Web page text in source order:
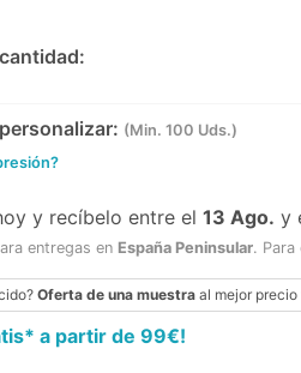
(Min. 100 Uds.)
y recíbelo entre el 13 Ago. y
entregas en España Peninsular.
Oferta de una muestra al mejor
a partir de 99€!